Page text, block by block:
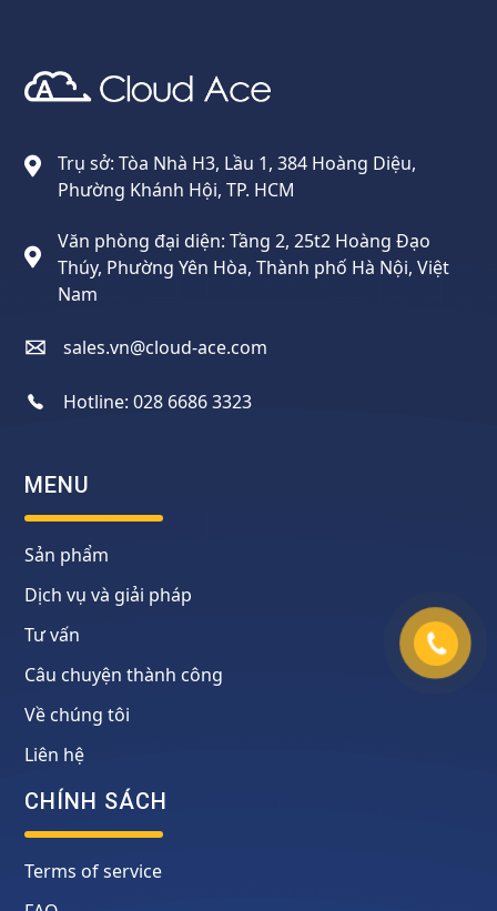
Trụ sở: Tòa Nhà H3, Lầu 1, 384 Hoàng Diệu,
Phường Khánh Hội, TP. HCM
Văn phòng đại diện: Tầng 2, 25t2 Hoàng Đạo
Thúy, Phường Yên Hòa, Thành phố Hà Nội, Việt
Nam
sales.vn@cloud-ace.com
Hotline:028 6686 3323
MENU
Sản phẩm
Dịch vụ và giải pháp
Tư vấn
Câu chuyện thành công
Về chúng tôi
Liên hệ
CHÍNH SÁCH
Terms of service